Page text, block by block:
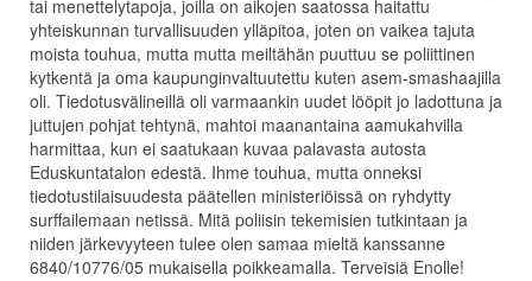
tai menettelytapoja, joilla on aikojen saatossa haitattu
yhteiskunnan turvallisuuden ylläpitoa, joten on vaikea tajuta
moista touhua, mutta mutta meiltähän puuttuu se poliittinen
kytkentä ja oma kaupunginvaltuutettu kuten asem-smashaajilla
oli. Tiedotusvälineillä oli varmaankin uudet lööpit jo ladottuna ja
juttujen pohjat tehtynä, mahtoi maanantaina aamukahvilla
harmittaa, kun ei saatukaan kuvaa palavasta autosta
Eduskuntatalon edestä. Ihme touhua, mutta onneksi
tiedotustilaisuudesta päätellen ministeriöissä on ryhdytty
surffailemaan netissä. Mitä poliisin tekemisien tutkintaan ja
niiden järkevyyteen tulee olen samaa mieltä kanssanne
6840/10776/05 mukaisella poikkeamalla. Terveisiä Enolle!